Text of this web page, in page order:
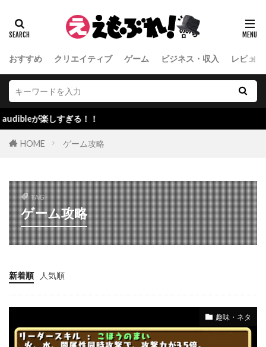
おすすめ クリエイティブ ゲーム ビジネス・収入 レビュー
楽しすぎる！！
HOME ゲーム攻略
TAG
ゲーム攻略
新着順 人気順
趣味・ネタ